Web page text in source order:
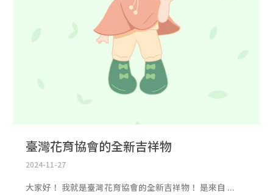
臺灣花育協會的全新吉祥物
2024-11-27
大家好！ 我就是臺灣花育協會的全新吉祥物！ 是來自 ...